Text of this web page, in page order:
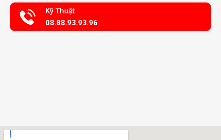
Kỹ Thuật
08.88.93.93.96